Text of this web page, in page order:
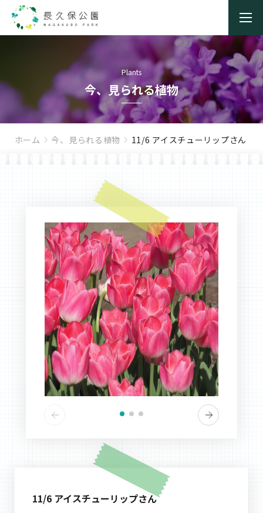
Plants
今、見られる植物
ホーム 今、見られる植物 11/6 アイスチューリップさん
11/6 アイスチューリップさん